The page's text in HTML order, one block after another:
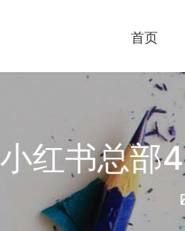
首页
小红书总部